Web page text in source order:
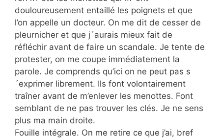
douloureusement entaillé les poignets et que
l’on appelle un docteur. On me dit de cesser de
pleurnicher et que j´aurais mieux fait de
réfléchir avant de faire un scandale. Je tente de
protester, on me coupe immédiatement la
parole. Je comprends qu’ici on ne peut pas s
´exprimer librement. Ils font volontairement
traîner avant de m’enlever les menottes. Font
semblant de ne pas trouver les clés. Je ne sens
plus ma main droite.
Fouille intégrale. On me retire ce que j’ai, bref